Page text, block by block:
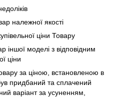
належної якості
ціни Товару
іншої моделі з відповідним
ціни
за ціною, встановленою в
придбаний та сплачений
варіант за усуненням,